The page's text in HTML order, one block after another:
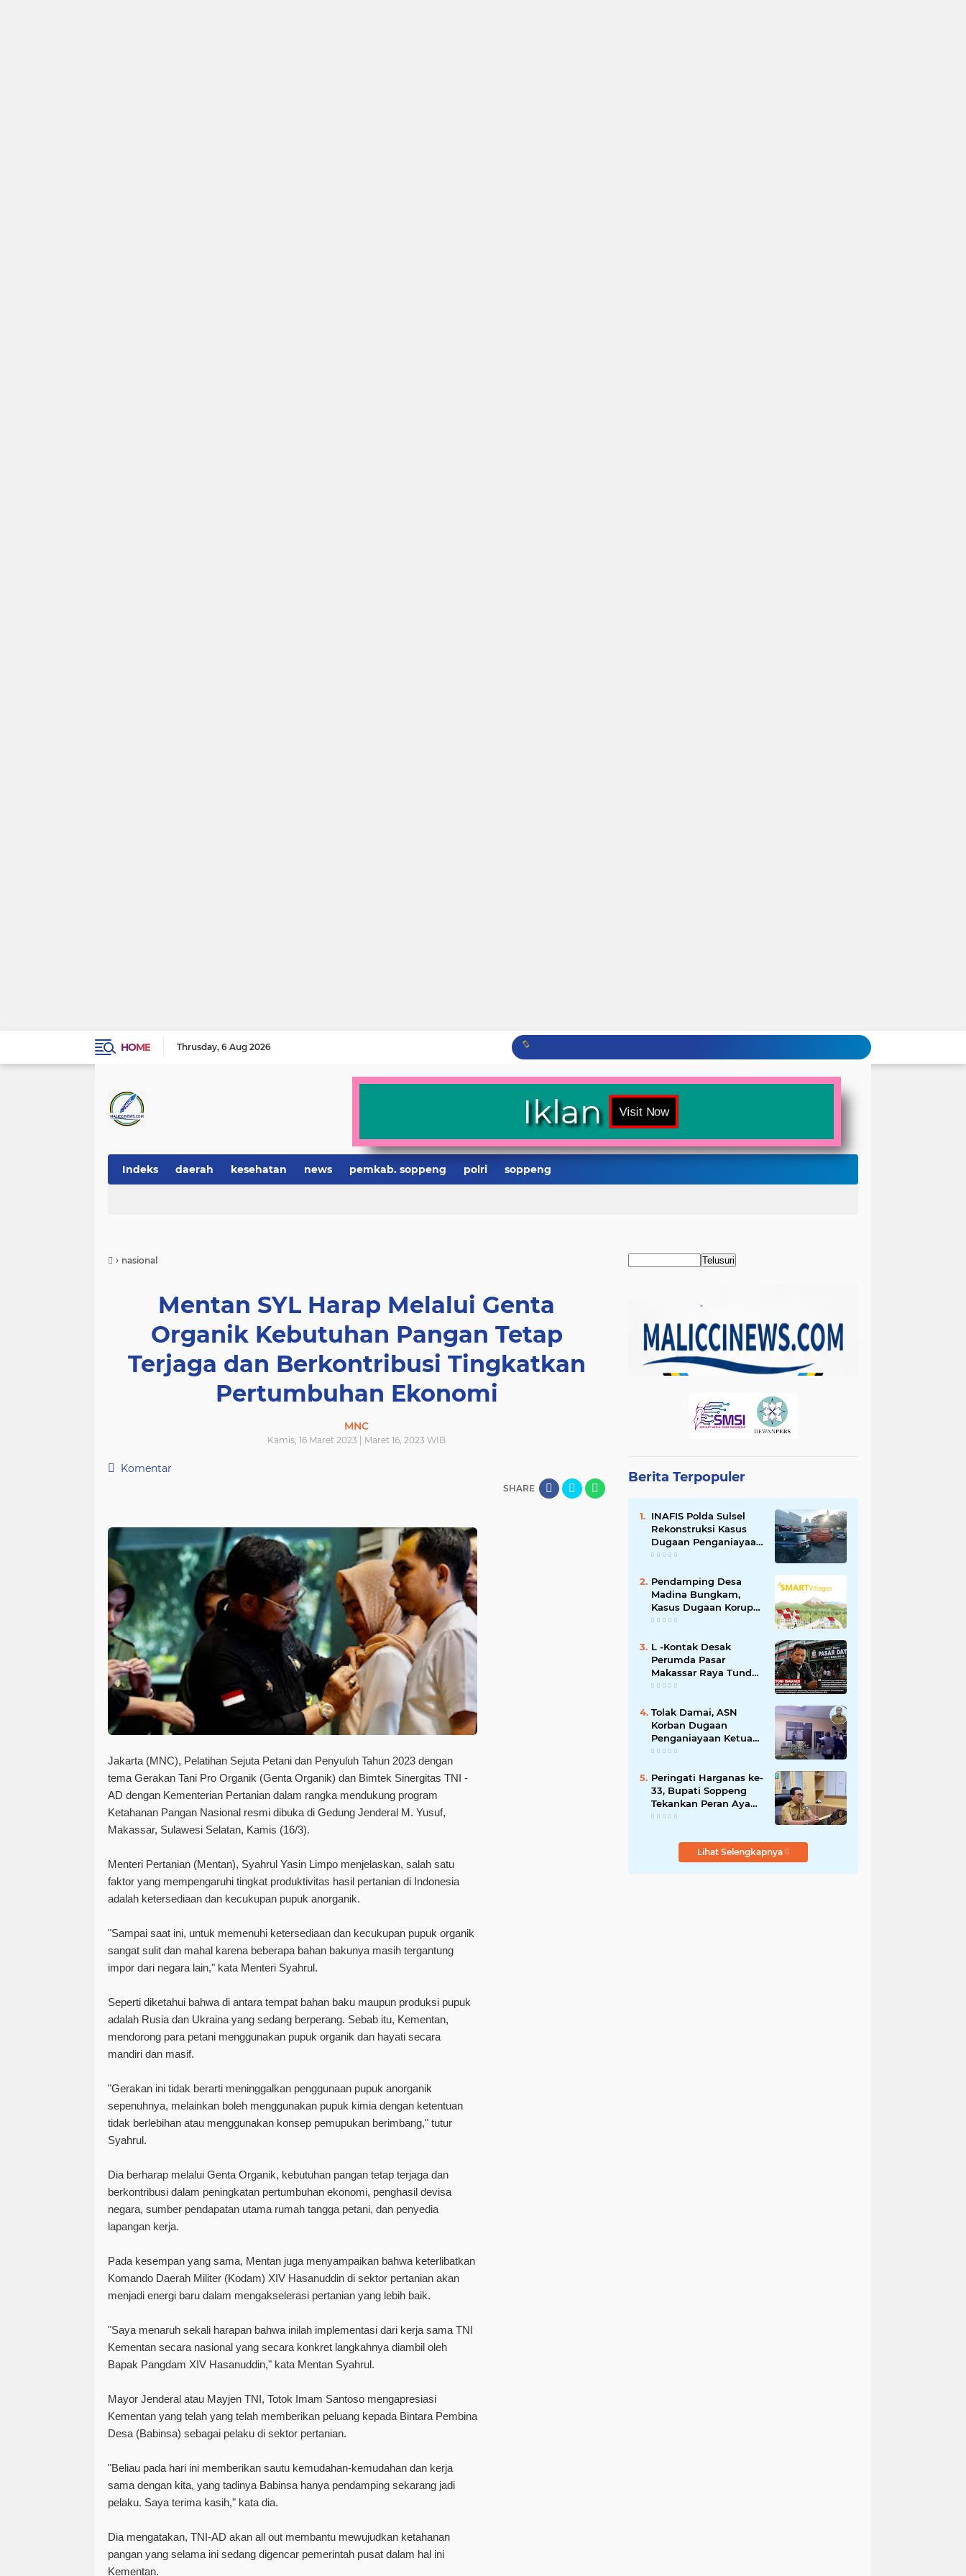
HOME Thrusday 6 Aug 2026
Iklan
Indeks daerah kesehatan news pemkab. soppeng polri soppeng
› nasional
Mentan SYL Harap Melalui Genta
Organik Kebutuhan Pangan Tetap
Terjaga dan Berkontribusi Tingkatkan
Pertumbuhan Ekonomi
MNC
Kamis, 16 Maret 2023 | Maret 16, 2023 WIB
Komentar
SHARE
Jakarta (MNC), Pelatihan Sejuta Petani dan Penyuluh Tahun 2023 dengan
tema Gerakan Tani Pro Organik (Genta Organik) dan Bimtek Sinergitas TNI -
AD dengan Kementerian Pertanian dalam rangka mendukung program
Ketahanan Pangan Nasional resmi dibuka di Gedung Jenderal M. Yusuf,
Makassar, Sulawesi Selatan, Kamis (16/3).
Menteri Pertanian (Mentan), Syahrul Yasin Limpo menjelaskan, salah satu
faktor yang mempengaruhi tingkat produktivitas hasil pertanian di Indonesia
adalah ketersediaan dan kecukupan pupuk anorganik.
"Sampai saat ini, untuk memenuhi ketersediaan dan kecukupan pupuk organik
sangat sulit dan mahal karena beberapa bahan bakunya masih tergantung
impor dari negara lain," kata Menteri Syahrul.
Seperti diketahui bahwa di antara tempat bahan baku maupun produksi pupuk
adalah Rusia dan Ukraina yang sedang berperang. Sebab itu, Kementan,
mendorong para petani menggunakan pupuk organik dan hayati secara
mandiri dan masif.
"Gerakan ini tidak berarti meninggalkan penggunaan pupuk anorganik
sepenuhnya, melainkan boleh menggunakan pupuk kimia dengan ketentuan
tidak berlebihan atau menggunakan konsep pemupukan berimbang," tutur
Syahrul.
Dia berharap melalui Genta Organik, kebutuhan pangan tetap terjaga dan
berkontribusi dalam peningkatan pertumbuhan ekonomi, penghasil devisa
negara, sumber pendapatan utama rumah tangga petani, dan penyedia
lapangan kerja.
Pada kesempan yang sama, Mentan juga menyampaikan bahwa keterlibatkan
Komando Daerah Militer (Kodam) XIV Hasanuddin di sektor pertanian akan
menjadi energi baru dalam mengakselerasi pertanian yang lebih baik.
"Saya menaruh sekali harapan bahwa inilah implementasi dari kerja sama TNI
Kementan secara nasional yang secara konkret langkahnya diambil oleh
Bapak Pangdam XIV Hasanuddin," kata Mentan Syahrul.
Mayor Jenderal atau Mayjen TNI, Totok Imam Santoso mengapresiasi
Kementan yang telah yang telah memberikan peluang kepada Bintara Pembina
Desa (Babinsa) sebagai pelaku di sektor pertanian.
"Beliau pada hari ini memberikan sautu kemudahan-kemudahan dan kerja
sama dengan kita, yang tadinya Babinsa hanya pendamping sekarang jadi
pelaku. Saya terima kasih," kata dia.
Dia mengatakan, TNI-AD akan all out membantu mewujudkan ketahanan
pangan yang selama ini sedang digencar pemerintah pusat dalam hal ini
Kementan.
Berita Terpopuler
INAFIS Polda Sulsel
Rekonstruksi Kasus
Dugaan Penganiayaan
Pegawai BKSDM
Pendamping Desa
Madina Bungkam,
Kasus Dugaan Korupsi
Smart Village Makin
L -Kontak Desak
Perumda Pasar
Makassar Raya Tunda
Penyegelan Kios Pasar
Tolak Damai, ASN
Korban Dugaan
Penganiayaan Ketua
DPRD Soppeng Pilih
Peringati Harganas ke-
33, Bupati Soppeng
Tekankan Peran Ayah
dalam Membangun
Lihat Selengkapnya